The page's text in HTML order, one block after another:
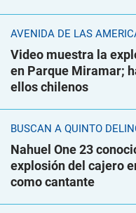
AVENIDA DE LAS
Video muestra la
en Parque Miramar;
ellos chilenos
BUSCAN A QUINTO
Nahuel One 23
explosión del cajero
como cantante